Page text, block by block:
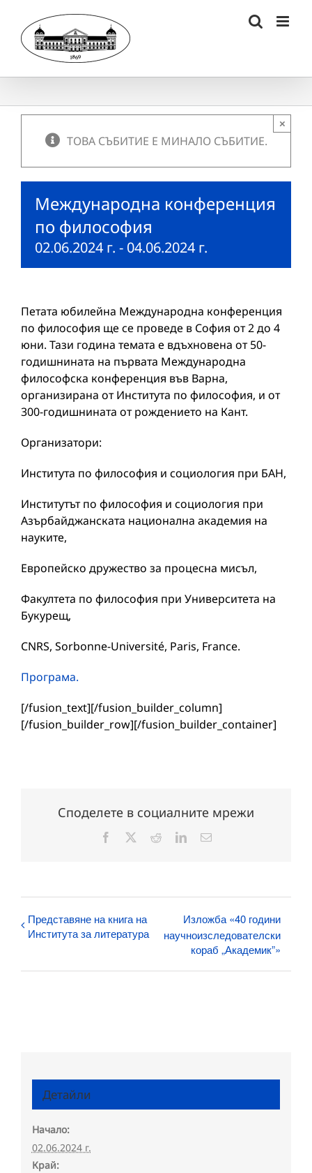
content
ТОВА СЪБИТИЕ Е МИНАЛО СЪБИТИЕ.
×
Международна конференция
по философия
02.06.2024 г. - 04.06.2024 г.
Петата юбилейна Международна конференция
по философия ще се проведе в София от 2 до 4
юни. Тази година темата е вдъхновена от 50-
годишнината на първата Международна
философска конференция във Варна,
организирана от Института по философия, и от
300-годишнината от рождението на Кант.
Организатори:
Института по философия и социология при БАН,
Институтът по философия и социология при
Азърбайджанската национална академия на
науките,
Европейско дружество за процесна мисъл,
Факултета по философия при Университета на
Букурещ,
CNRS, Sorbonne-Université, Paris, France.
Програма.
[/fusion_text][/fusion_builder_column]
[/fusion_builder_row][/fusion_builder_container]
Споделете в социалните мрежи
Facebook RedditLinkedInЕлектронна
Представяне на книга на
Института за литература
Изложба «40 години
научноизследователски
кораб „Академик”»
Детайли
Начало:
02.06.2024 г.
Край: